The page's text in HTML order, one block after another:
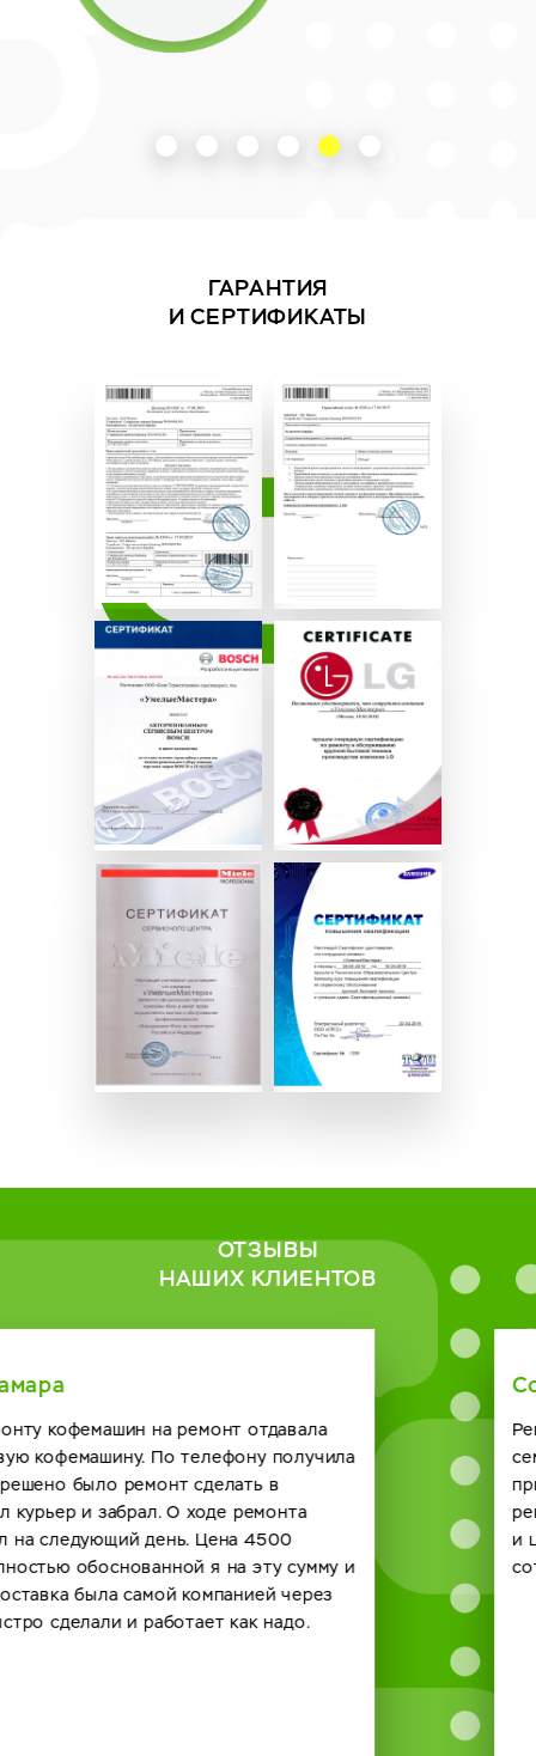
ГАРАНТИЯ
И СЕРТИФИКАТЫ
ОТЗЫВЫ
НАШИХ КЛИЕНТОВ
Солодская Римма
Ремонт нужен был кофейному автомату в нашем
семейном кафе. Созвонились с сервисным центром о
приезде мастера договорились. Справился он с
ремонтом на отлично и по времени быстро получилось
и цена за услугу вполне демократичная. Будем
сотрудничать и в будущем с вашей компанией. спасибо.